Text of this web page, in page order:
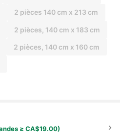
2 pièces 140 cm x 213 cm
2 pièces, 140 cm x 183 cm
2 pièces, 140 cm x 160 cm
≥ CA$19.00)